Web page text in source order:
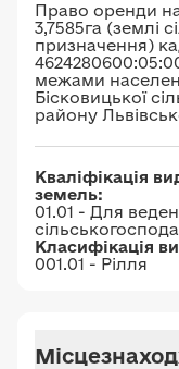
Право оренди
3,7585га (землі
призначення)
межами
Бісковицької
району
Кваліфікація
земель:
01.01 - Для
Класифікація
001.01 - Рілля